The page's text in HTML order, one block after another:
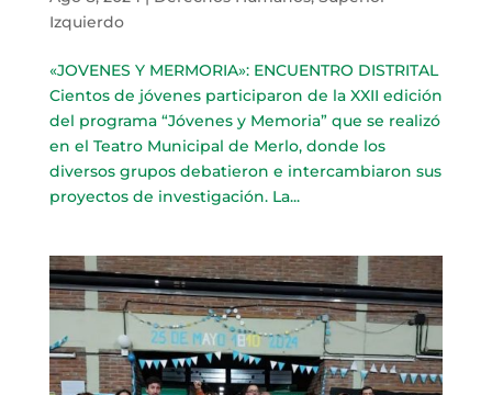
Izquierdo
«JOVENES Y MERMORIA»: ENCUENTRO DISTRITAL
Cientos de jóvenes participaron de la XXII edición
del programa “Jóvenes y Memoria” que se realizó
en el Teatro Municipal de Merlo, donde los
diversos grupos debatieron e intercambiaron sus
proyectos de investigación. La...